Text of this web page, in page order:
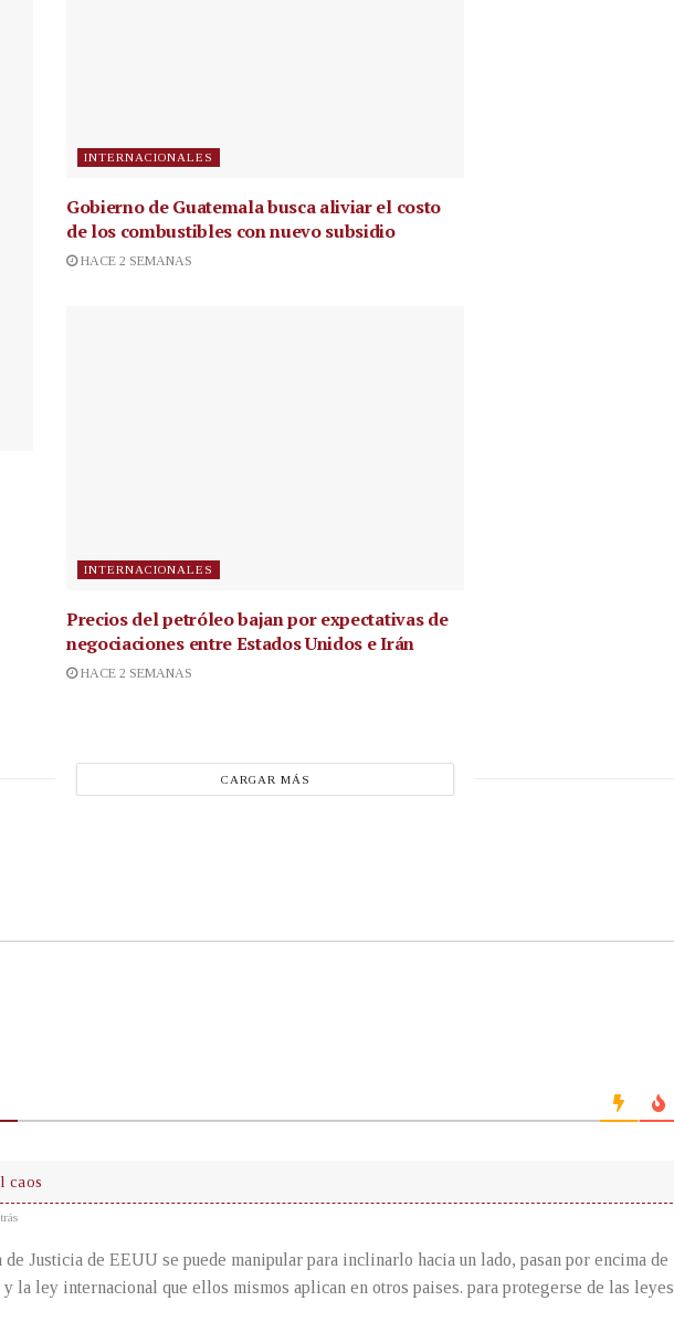
INTERNACIONALES
Gobierno de Guatemala busca aliviar el costo
de los combustibles con nuevo subsidio
HACE 2 SEMANAS
INTERNACIONALES
Precios del petróleo bajan por expectativas de
negociaciones entre Estados Unidos e Irán
HACE 2 SEMANAS
CARGAR MÁS
caos
de Justicia de EEUU se puede manipular para inclinarlo hacia un lado, pasan por encima de
la ley internacional que ellos mismos aplican en otros paises. para protegerse de las leyes